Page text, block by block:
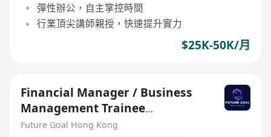
彈性辦公，自主掌控時間
行業頂尖講師親授，快速提升實力
$25K-50K/月
Financial Manager / Business
Management Trainee
Programme
Future Goal Hong Kong